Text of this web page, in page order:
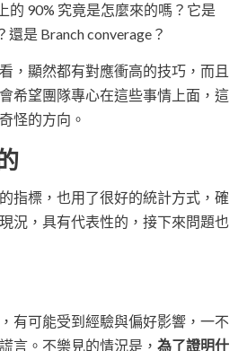
的 90% 究竟是怎麼來的嗎？它是
還是 Branch converage？
，顯然都有對應衝高的技巧，而且
希望團隊專心在這些事情上面，這
怪的方向。
指標，也用了很好的統計方式，確
況，具有代表性的，接下來問題也
有可能受到經驗與偏好影響，一不
言。不樂見的情況是， 為了證明什